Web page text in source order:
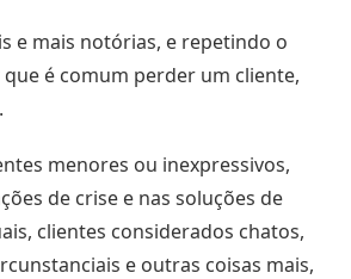
e mais notórias, e repetindo o
é comum perder um cliente,
menores ou inexpressivos,
de crise e nas soluções de
clientes considerados chatos,
e outras coisas mais,